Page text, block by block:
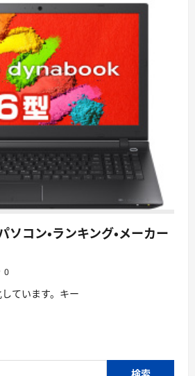
ソコン・ランキング・メーカー
0
ています。キー